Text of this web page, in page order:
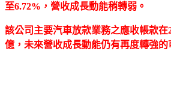
至6.72%，營收成長動能稍轉弱。
該公司主要汽車放款業務之應收帳款在
億，未來營收成長動能仍有再度轉強的